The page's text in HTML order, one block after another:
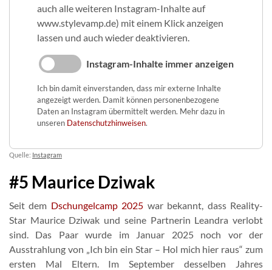
auch alle weiteren Instagram-Inhalte auf
www.stylevamp.de) mit einem Klick anzeigen
lassen und auch wieder deaktivieren.
Instagram-Inhalte immer anzeigen
Ich bin damit einverstanden, dass mir externe Inhalte
angezeigt werden. Damit können personenbezogene
Daten an Instagram übermittelt werden. Mehr dazu in
unseren Datenschutzhinweisen.
Quelle: Instagram
#5 Maurice Dziwak
Seit dem Dschungelcamp 2025 war bekannt, dass Reality-
Star Maurice Dziwak und seine Partnerin Leandra verlobt
sind. Das Paar wurde im Januar 2025 noch vor der
Ausstrahlung von „Ich bin ein Star – Hol mich hier raus“ zum
ersten Mal Eltern. Im September desselben Jahres